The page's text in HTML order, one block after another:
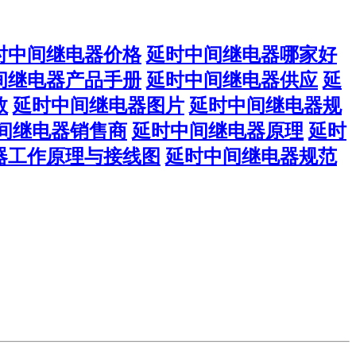
中间继电器价格 延时中间继电器哪家好
继电器产品手册 延时中间继电器供应 延
延时中间继电器图片 延时中间继电器规
继电器销售商 延时中间继电器原理 延时
作原理与接线图 延时中间继电器规范